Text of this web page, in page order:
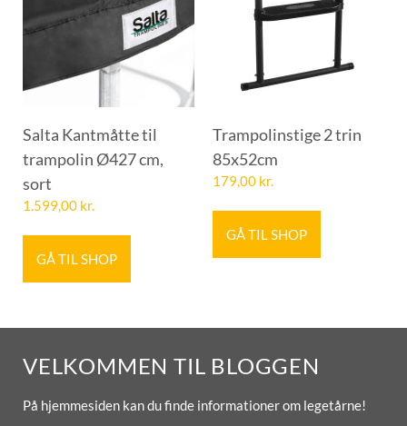
Salta Kantmåtte til
trampolin Ø427 cm,
sort
1.599,00 kr.
GÅ TIL SHOP
Trampolinstige 2 trin
85x52cm
179,00 kr.
GÅ TIL SHOP
VELKOMMEN TIL BLOGGEN
På hjemmesiden kan du finde informationer om legetårne!